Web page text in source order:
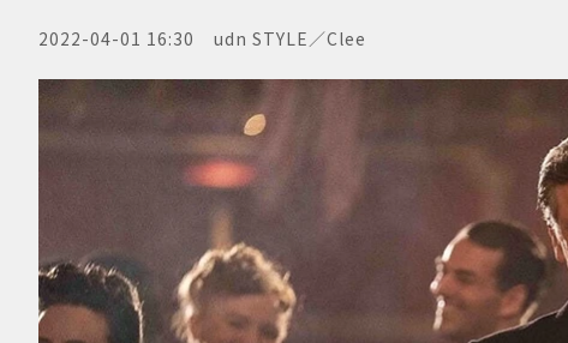
2022-04-01 16:30 udn STYLE／Clee